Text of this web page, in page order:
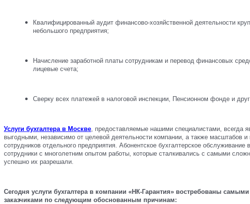
Квалифицированный аудит финансово-хозяйственной деятельности
небольшого предприятия;
Начисление заработной платы сотрудникам и перевод финансовых
лицевые счета;
Сверку всех платежей в налоговой инспекции, Пенсионном фонде и
Услуги бухгалтера в Москве , предоставляемые нашими специалистами, всегда
выгодными, независимо от целевой деятельности компании, а также масштабов и
сотрудников отдельного предприятия. Абонентское бухгалтерское обслуживание
сотрудники с многолетним опытом работы, которые сталкивались с самыми
успешно их разрешали.
Сегодня услуги бухгалтера в компании «НК-Гарантия» востребованы
заказчиками по следующим обоснованным причинам: